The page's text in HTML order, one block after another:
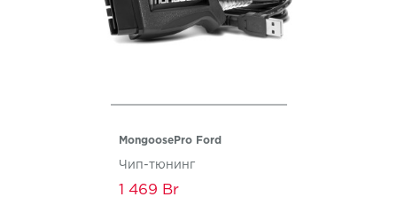
MongoosePro Ford
Чип-тюнинг
1 469